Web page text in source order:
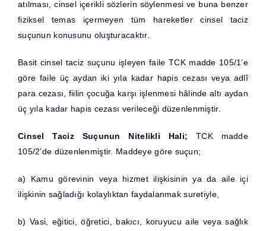
atılması, cinsel içerikli sözlerin söylenmesi ve buna benzer
fiziksel temas içermeyen tüm hareketler cinsel taciz
suçunun konusunu oluşturacaktır.
Basit cinsel taciz suçunu işleyen faile TCK madde 105/1’e
göre faile üç aydan iki yıla kadar hapis cezası veya adlî
para cezası, fiilin çocuğa karşı işlenmesi hâlinde altı aydan
üç yıla kadar hapis cezası verileceği düzenlenmiştir.
Cinsel Taciz Suçunun Nitelikli Hali; TCK madde
105/2’de düzenlenmiştir. Maddeye göre suçun;
a) Kamu görevinin veya hizmet ilişkisinin ya da aile içi
ilişkinin sağladığı kolaylıktan faydalanmak suretiyle,
b) Vasi, eğitici, öğretici, bakıcı, koruyucu aile veya sağlık